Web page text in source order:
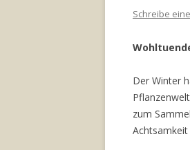
Schreibe
Der Winter
zum